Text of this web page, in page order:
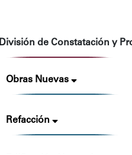
División de Constatación y
Obras Nuevas
Refacción